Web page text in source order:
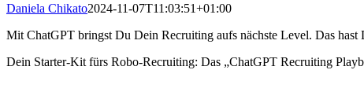
Daniela Chikato2024-11-07T11:03:51+01:00
Mit ChatGPT bringst Du Dein Recruiting aufs nächste Level. Das
Dein Starter-Kit fürs Robo-Recruiting: Das „ChatGPT Recruiting